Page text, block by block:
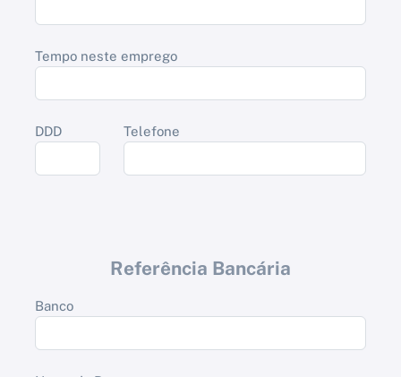
Tempo neste emprego
DDD Telefone
Referência Bancária
Banco